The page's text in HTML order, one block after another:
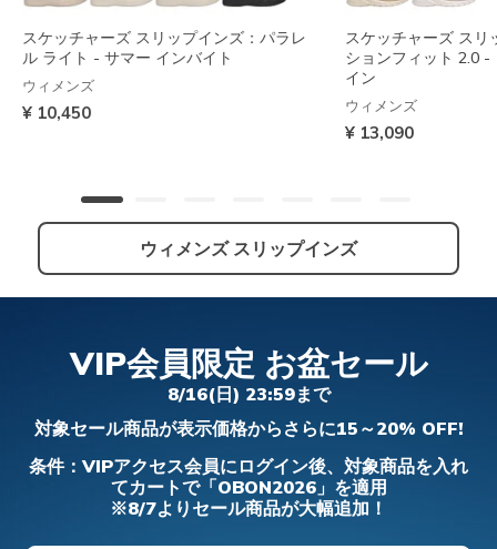
スケッチャーズ スリップインズ：パラレ
ル ライト - サマー インバイト
ウィメンズ
¥ 10,450
スケッチャーズ スリ
ションフィット 2.0 -
イン
ウィメンズ
¥ 13,090
ウィメンズ スリップインズ
スケッチャーズ スリップインズ：アーチ
フィット ディーライツ 330 - モダン レト
メンズ
¥ 19,690
スケッチャーズ スリ
スケッチャーズ スリップインズ：コンツ
アーフォーム - コージーフィット
からの値引き
¥ 8,690から¥ 5,900
スケッチャーズ スリ
¥ 6,490
VIP会員限定 お盆セール
8/16(日) 23:59まで
対象セール商品が表示価格からさらに15～20% OFF!
条件：VIPアクセス会員にログイン後、対象商品を入れ
てカートで「OBON2026」を適用
※8/7よりセール商品が大幅追加！